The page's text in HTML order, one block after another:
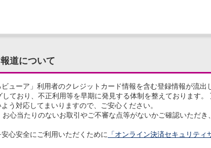
道について
ューア」利用者のクレジットカード情報を含む登録情報が流出
ており、不正利用等を早期に発見する体制を整えております
う対応してまいりますので、ご安心ください。
心当たりのないお取引やご不審な点等がないかご確認いただ
心安全にご利用いただくために 「オンライン決済セキュリティ